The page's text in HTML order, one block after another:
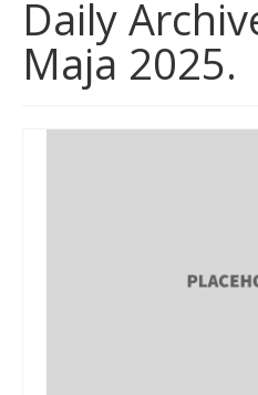
Službeni glasnici
Javne nabavke
Značajni datumi i
Daily
Maja 2025.